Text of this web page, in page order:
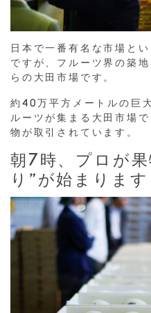
日本で一番有名な市場と
ですが、フルーツ界の築
らの大田市場 です。
約40万平方メートルの巨
ルーツが集まる大田市場
物が取引されています。
朝7時、プロが
り”が始まります